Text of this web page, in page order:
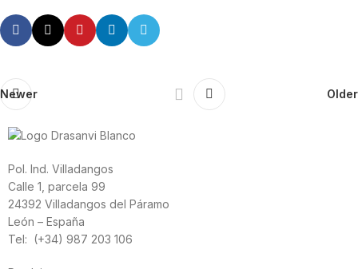
Newer Older
Pol. Ind. Villadangos
Calle 1, parcela 99
24392 Villadangos del Páramo
León – España
Tel: (+34) 987 203 106